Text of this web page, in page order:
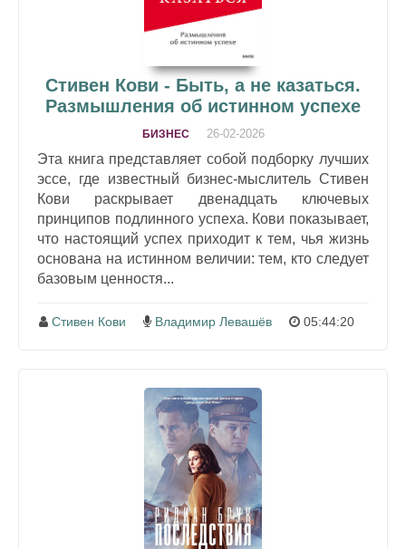
Стивен Кови - Быть, а не казаться.
Размышления об истинном успехе
БИЗНЕС 26-02-2026
Эта книга представляет собой подборку лучших
эссе, где известный бизнес-мыслитель Стивен
Кови раскрывает двенадцать ключевых
принципов подлинного успеха. Кови показывает,
что настоящий успех приходит к тем, чья жизнь
основана на истинном величии: тем, кто следует
базовым ценностя...
Стивен Кови Владимир Левашёв 05:44:20